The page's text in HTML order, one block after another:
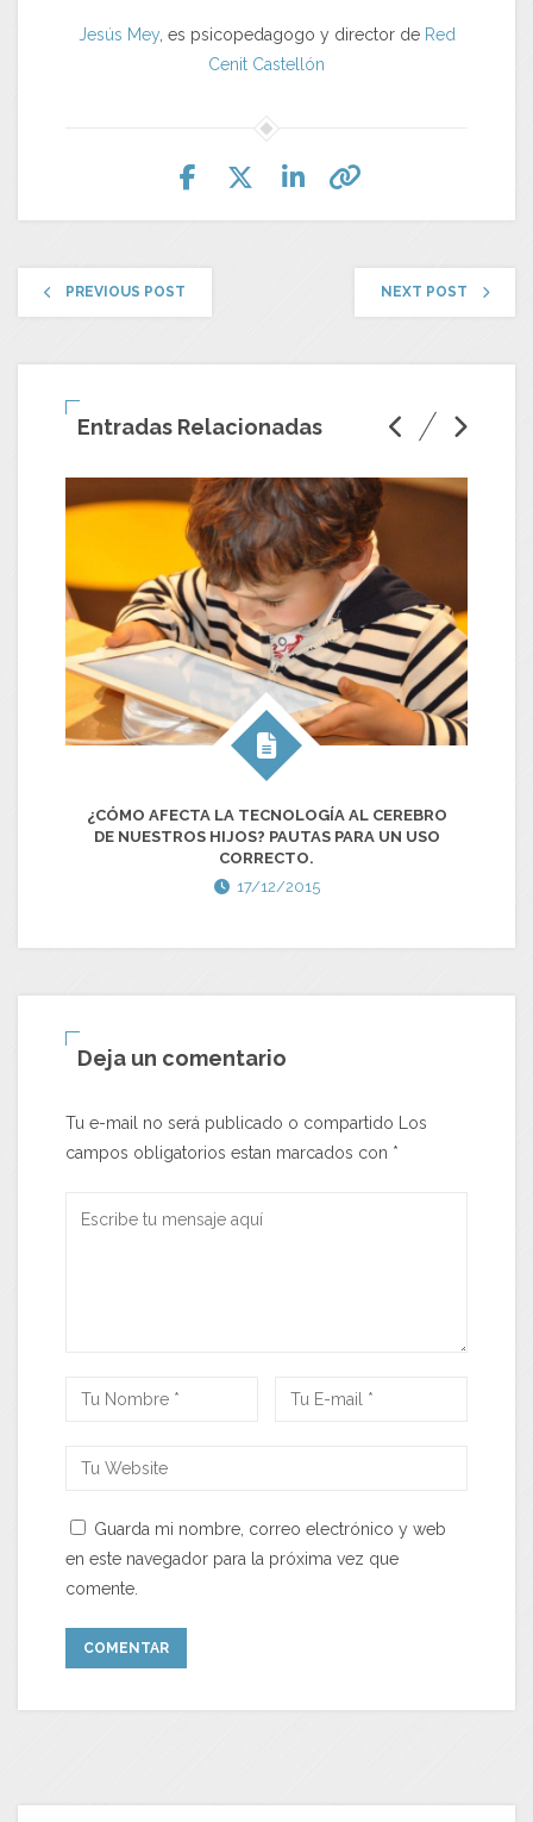
Jesús Mey, es psicopedagogo y director de Red
Cenit Castellón
PREVIOUS POST NEXT POST
Entradas Relacionadas
¿CÓMO AFECTA LA TECNOLOGÍA AL CEREBRO
DE NUESTROS HIJOS? PAUTAS PARA UN USO
CORRECTO.
17/12/2015
Deja un comentario
Tu e-mail no será publicado o compartido Los
campos obligatorios estan marcados con *
Guarda mi nombre, correo electrónico y web
en este navegador para la próxima vez que
comente.